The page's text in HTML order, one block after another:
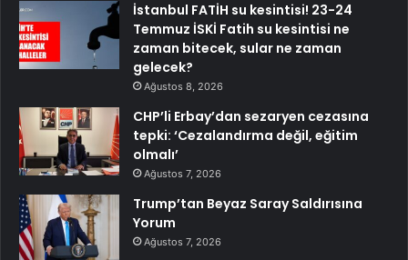
İstanbul FATİH su kesintisi! 23-24
Temmuz İSKİ Fatih su kesintisi ne
zaman bitecek, sular ne zaman
gelecek?
Ağustos 8, 2026
CHP’li Erbay’dan sezaryen cezasına
tepki: ‘Cezalandırma değil, eğitim
olmalı’
Ağustos 7, 2026
Trump’tan Beyaz Saray Saldırısına
Yorum
Ağustos 7, 2026